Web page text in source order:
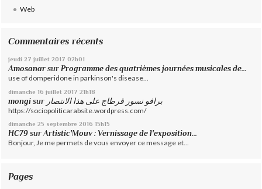
Web
Commentaires récents
jeudi 27 juillet 2017 02h01
Amosanar surProgramme des quatrièmes journées musicales de...
use of domperidone in parkinson's disease...
dimanche 16 juillet 2017 21h18
mongi sur برافو نسور قرطاج على هذا الانتصار
https://sociopoliticarabsite.wordpress.com/
dimanche 25 septembre 2016 15h15
HC79 surArtistic'Mouv : Vernissage de l'exposition...
Bonjour, Je me permets de vous envoyer ce message et...
Pages